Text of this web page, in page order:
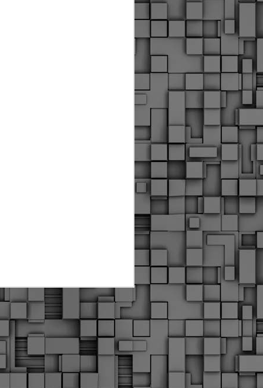
αστυνομικούς, οι οποίοι έχουν
εκπαίδευσή τους και
καθήκοντα.
ο Δήμος παρέλαβε τρία
μετακινήσεις των
εργολάβους για
παραβάσεις σε έργα
Ο.Κ.Ω
Η Δημοτική Αστυνομία
Θεσσαλονίκης βεβαίωσε κατά
τις προηγούμενες ημέρες
πρόστιμα για 11 διοικητικές
παραβάσεις που έλαβαν